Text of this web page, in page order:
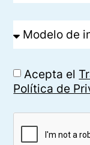
Acepta el
Política de